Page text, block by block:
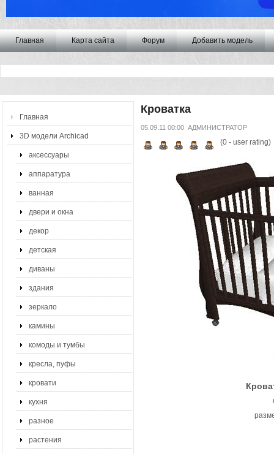
Главная Карта сайта Форум Добавить модель
Главная
3D модели Archicad
аксессуары
аппаратура
ванная
двери и окна
декор
детская
диваны
здания
зеркало
камины
комоды и тумбы
кресла, пуфы
кровати
кухня
разное
растения
Кроватка
05.09.11 00:00 АДМИНИСТРАТОР
(0- user rating)